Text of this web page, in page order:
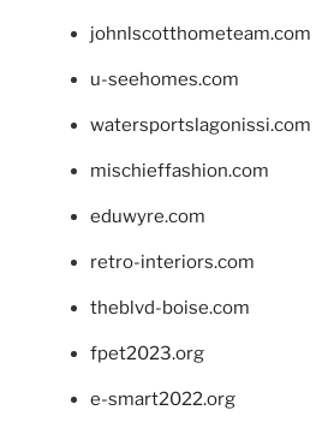
johnlscotthometeam.com
u-seehomes.com
watersportslagonissi.com
mischieffashion.com
eduwyre.com
retro-interiors.com
theblvd-boise.com
fpet2023.org
e-smart2022.org